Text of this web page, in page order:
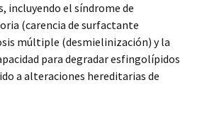
incluyendo el síndrome de
(carencia de surfactante
múltiple (desmielinización) y la
para degradar esfingolípidos
a alteraciones hereditarias de